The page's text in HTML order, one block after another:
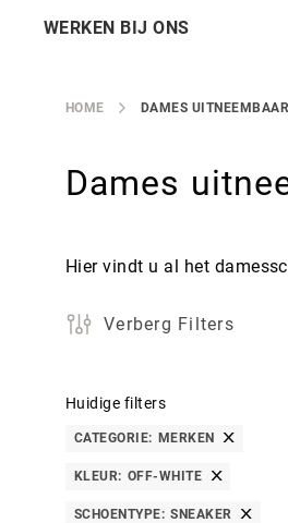
WERKEN BIJ ONS
HOME DAMES
Dames
Hier vindt u al het
Huidige filters
CATEGORIE MERKEN
KLEUR OFF-WHITE
SCHOENTYPE SNEAKER
Verberg Filters